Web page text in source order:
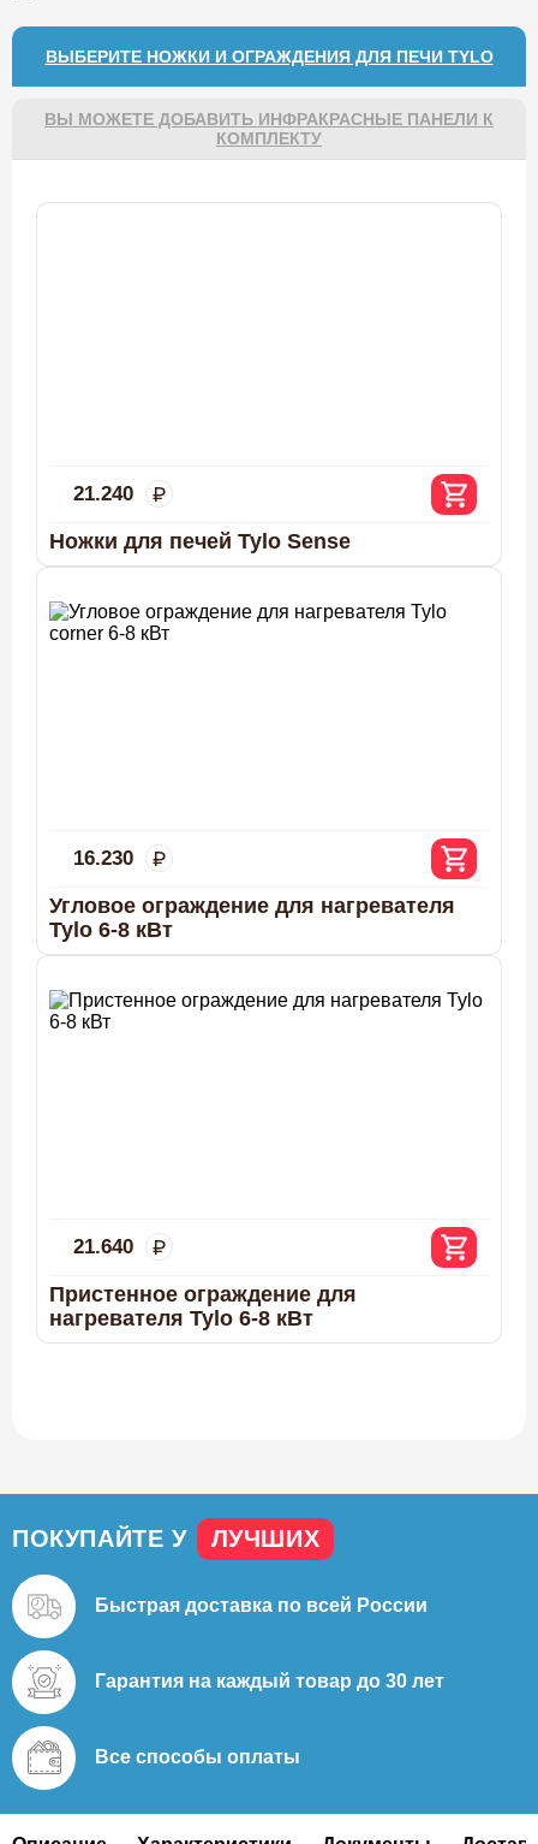
ВЫБЕРИТЕ НОЖКИ И ОГРАЖДЕНИЯ ДЛЯ ПЕЧИ TYLO
ВЫ МОЖЕТЕ ДОБАВИТЬ ИНФРАКРАСНЫЕ ПАНЕЛИ К
КОМПЛЕКТУ
21.240
Ножки для печей Tylo Sense
16.230
Угловое ограждение для нагревателя
Tylo 6-8 кВт
21.640
Пристенное ограждение для
нагревателя Tylo 6-8 кВт
85.758
Инфракрасная панель Tylo 100 Вт, черная
ПОКУПАЙТЕ У ЛУЧШИХ
Быстрая доставка по всей России
Гарантия на каждый товар до 30 лет
Все способы оплаты